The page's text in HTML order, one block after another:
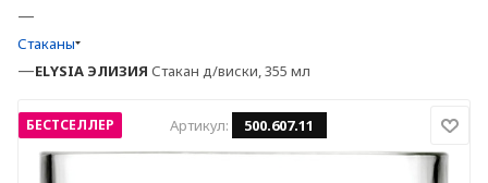
—
Стаканы
—ELYSIA ЭЛИЗИЯ Стакан д/виски, 355 мл
БЕСТСЕЛЛЕР Артикул: 500.607.11